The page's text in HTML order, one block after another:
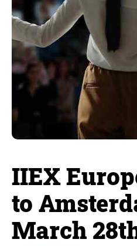
IIEX
to
March